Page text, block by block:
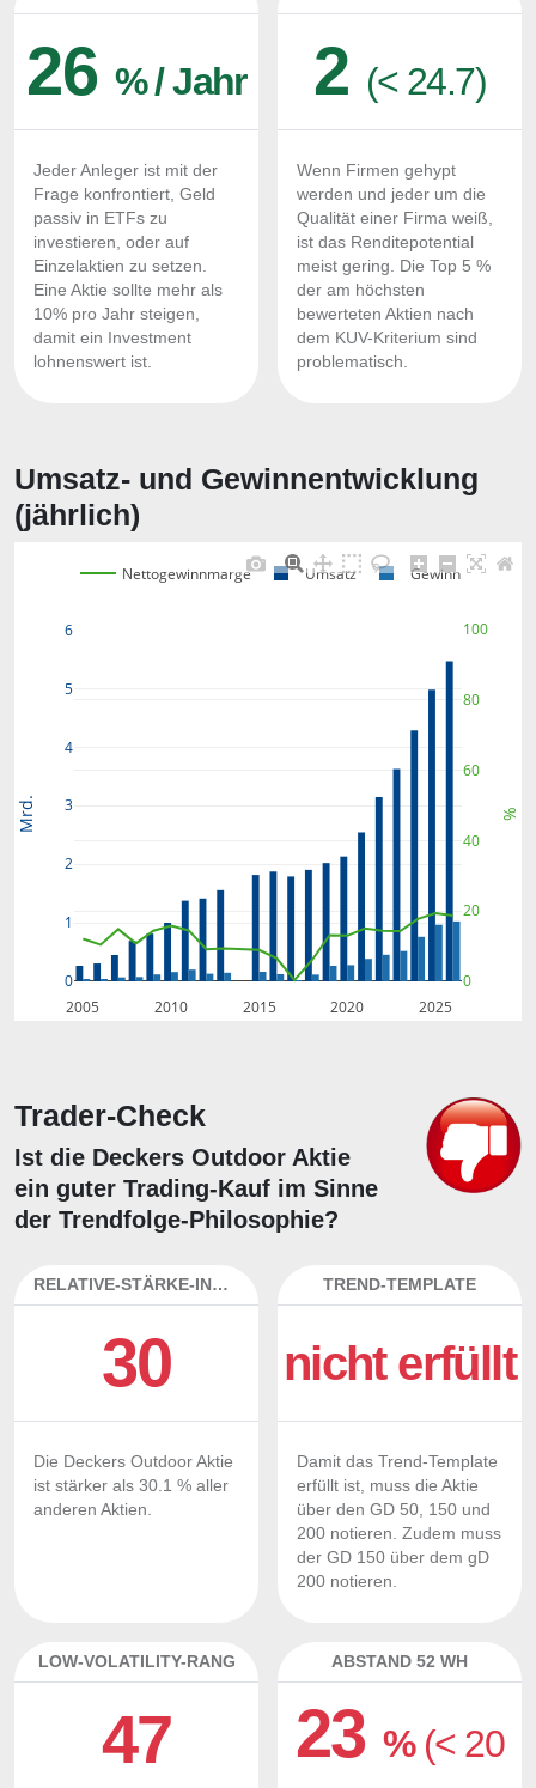
26 % / Jahr
Jeder Anleger ist mit der
Frage konfrontiert, Geld
passiv in ETFs zu
investieren, oder auf
Einzelaktien zu setzen.
Eine Aktie sollte mehr als
10% pro Jahr steigen,
damit ein Investment
lohnenswert ist.
2 (< 24.7)
Wenn Firmen gehypt
werden und jeder um die
Qualität einer Firma weiß,
ist das Renditepotential
meist gering. Die Top 5 %
der am höchsten
bewerteten Aktien nach
dem KUV-Kriterium sind
problematisch.
Umsatz- und Gewinnentwicklung
(jährlich)
2005 2010 2015 2020 2025
0
1
2
3
4
5
6
0
20
40
60
80
100
Nettogewinnmarge Umsatz Gewinn
Mrd. %
Trader-Check
Ist die Deckers Outdoor Aktie
ein guter Trading-Kauf im Sinne
der Trendfolge-Philosophie?
RELATIVE-STÄRKE-INDEX
30
Die Deckers Outdoor Aktie
ist stärker als 30.1 % aller
anderen Aktien.
TREND-TEMPLATE
nicht erfüllt
Damit das Trend-Template
erfüllt ist, muss die Aktie
über den GD 50, 150 und
200 notieren. Zudem muss
der GD 150 über dem gD
200 notieren.
LOW-VOLATILITY-RANG
47
ABSTAND 52 WH
23% (< 20